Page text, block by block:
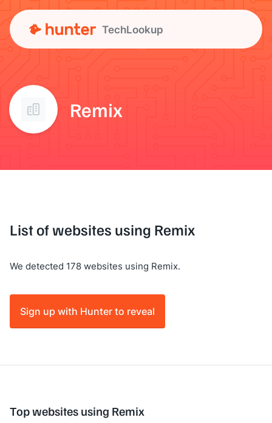
TechLookup
Remix
List of websites using Remix
We detected 178 websites using Remix.
Sign up with Hunter to reveal
Top websites using Remix